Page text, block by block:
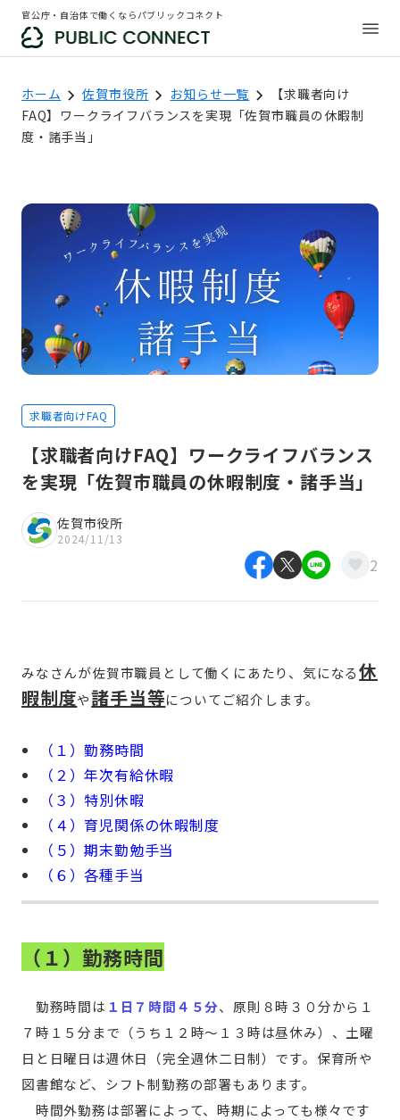
官公庁・自治体で働くならパブリックコネクト
ホーム 佐賀市役所 お知らせ一覧
【求職者向け
FAQ】ワークライフバランスを実現「佐賀市職員の休暇制
度・諸手当」
求職者向けFAQ
【求職者向けFAQ】ワークライフバランス
を実現「佐賀市職員の休暇制度・諸手当」
佐賀市役所
2024/11/13
2
みなさんが佐賀市職員として働くにあたり、気になる休
暇制度や諸手当等についてご紹介します。
（１）勤務時間
（２）年次有給休暇
（３）特別休暇
（４）育児関係の休暇制度
（５）期末勤勉手当
（６）各種手当
（１）勤務時間
勤務時間は １日７時間４５分、原則８時３０分から１
７時１５分まで（うち１２時～１３時は昼休み）、土曜
日と日曜日は週休日（完全週休二日制）です。保育所や
図書館など、シフト制勤務の部署もあります。
時間外勤務は部署によって、時期によっても様々です